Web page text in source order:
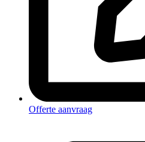
Offerte aanvraag